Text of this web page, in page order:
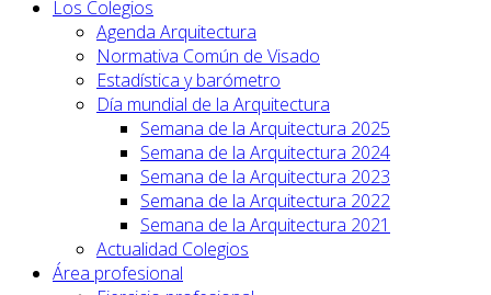
Los Colegios
Agenda Arquitectura
Normativa Común de Visado
Estadística y barómetro
Día mundial de la Arquitectura
Semana de la Arquitectura 2025
Semana de la Arquitectura 2024
Semana de la Arquitectura 2023
Semana de la Arquitectura 2022
Semana de la Arquitectura 2021
Actualidad Colegios
Área profesional